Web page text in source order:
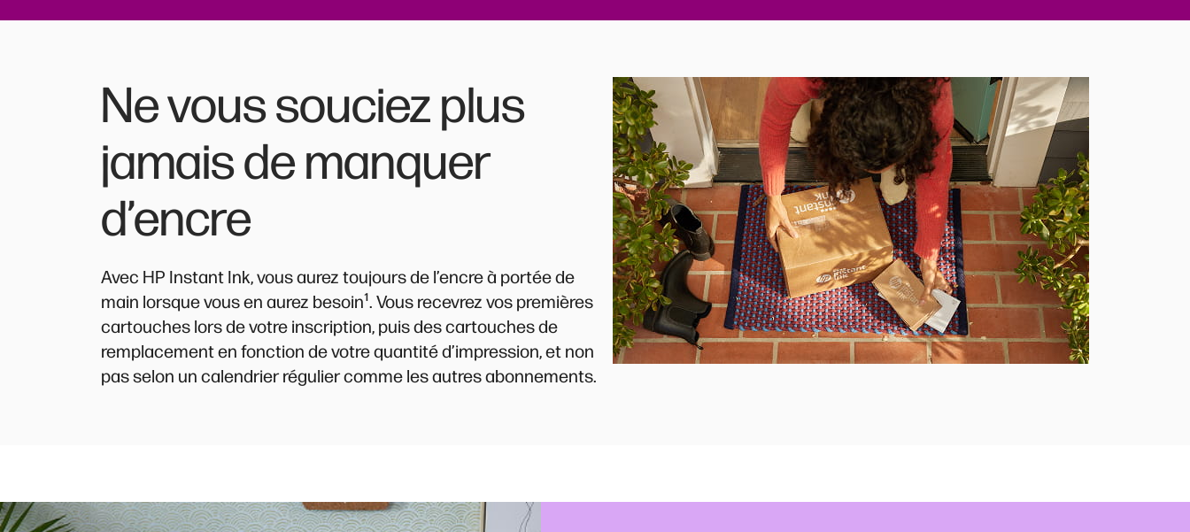
Ne vous souciez plus
jamais de manquer
d’encre
Avec HP Instant Ink, vous aurez toujours de l’encre à portée de
main lorsque vous en aurez besoin¹. Vous recevrez vos premières
cartouches lors de votre inscription, puis des cartouches de
remplacement en fonction de votre quantité d’impression, et non
pas selon un calendrier régulier comme les autres abonnements.